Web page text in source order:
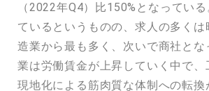
（2022年Q4）比150%となっている
ているというものの、求人の多くは
造業から最も多く、次いで商社とな
業は労働賃金が上昇していく中で、
現地化による筋肉質な体制への転換